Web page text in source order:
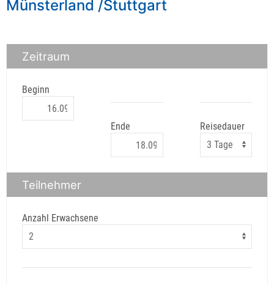
Münsterland /Stuttgart
Zeitraum
Beginn
Ende Reisedauer
Teilnehmer
Anzahl Erwachsene